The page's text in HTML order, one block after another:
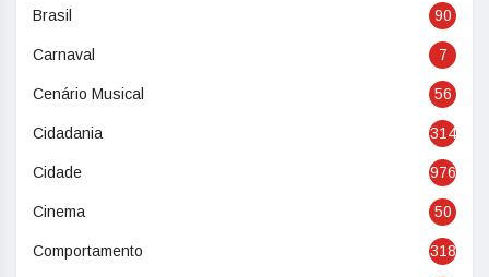
Brasil 90
Carnaval 7
Cenário Musical 56
Cidadania 314
Cidade 976
Cinema 50
Comportamento 318